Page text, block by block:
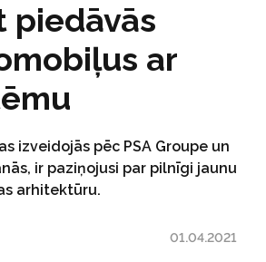
piedāvās
ar
izveidojās pēc PSA Groupe un
ir paziņojusi par pilnīgi jaunu
arhitektūru.
01.04.2021